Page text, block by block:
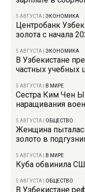
5 АВГУСТА |ЭКОНОМИКА
Центробанк
золота с начала
5 АВГУСТА |ЭКОНОМИКА
В Узбекистане
частных учебных
5 АВГУСТА В МИРЕ
Сестра Ким Чен
наращивания
5 АВГУСТА ОБЩЕСТВО
Женщина
золото в
5 АВГУСТА В МИРЕ
Куба обвинила
5 АВГУСТА ОБЩЕСТВО
В Узбекистане